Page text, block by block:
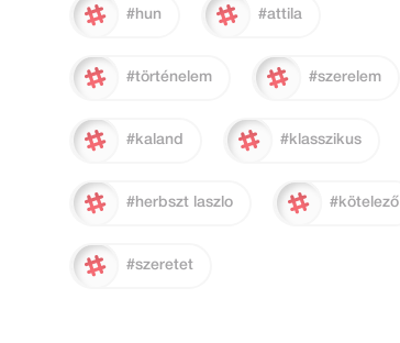
#hun #attila
#történelem #szerelem
#kaland #klasszikus
#herbszt laszlo #kötelező
#szeretet